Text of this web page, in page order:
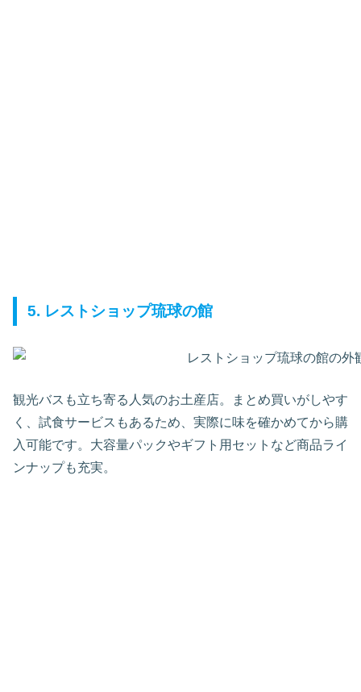
5. レストショップ琉球の館
観光バスも立ち寄る人気のお土産店。まとめ買いがしやす
く、試食サービスもあるため、実際に味を確かめてから購
入可能です。大容量パックやギフト用セットなど商品ライ
ンナップも充実。